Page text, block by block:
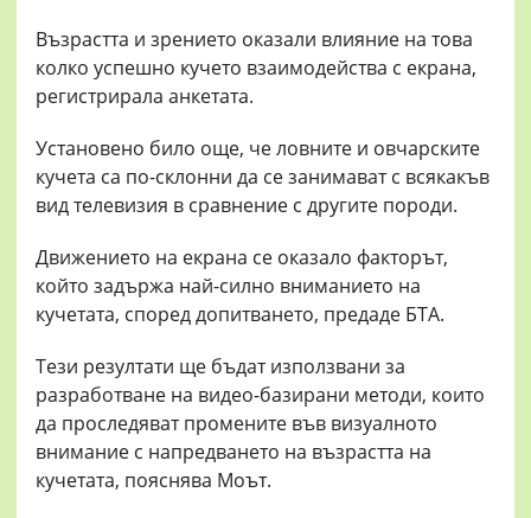
Възрастта и зрението оказали влияние на това
колко успешно кучето взаимодейства с екрана,
регистрирала анкетата.
Установено било още, че ловните и овчарските
кучета са по-склонни да се занимават с всякакъв
вид телевизия в сравнение с другите породи.
Движението на екрана се оказало факторът,
който задържа най-силно вниманието на
кучетата, според допитването, предаде БТА.
Тези резултати ще бъдат използвани за
разработване на видео-базирани методи, които
да проследяват промените във визуалното
внимание с напредването на възрастта на
кучетата, пояснява Моът.